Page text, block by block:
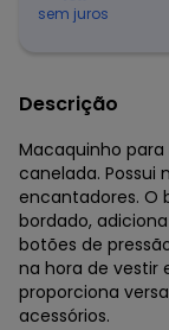
sem juros
Descrição
Macaquinho
canelada. Possui
encantadores. O
bordado,
botões de
na hora de vestir
proporciona
acessórios.